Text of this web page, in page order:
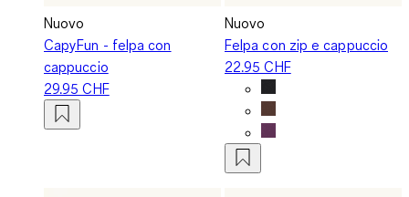
Nuovo
CapyFun - felpa con
cappuccio
29.95 CHF
Nuovo
Felpa con zip e cappuccio
22.95 CHF